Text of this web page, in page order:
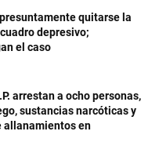
quitarse la
depresivo;
el caso
arrestan a ocho personas,
sustancias narcóticas y
en